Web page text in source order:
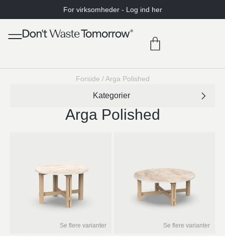
For virksomheder - Log ind her
Forside /Arga Polished
Arga Polished
Se flere varianter Se flere varianter